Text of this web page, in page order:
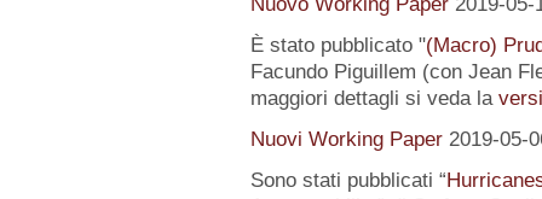
È stato pubblicato "(Macro)
Facundo Piguillem (con Jean
maggiori dettagli si veda la
Nuovi Working Paper 2019-05-
Sono stati pubblicati “